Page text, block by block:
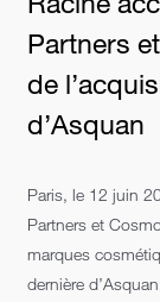
Partners
de
d’Asquan
Paris, le 12 juin
Partners et
marques
dernière